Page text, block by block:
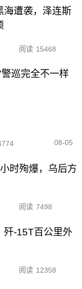
海遭袭，泽连斯
阅读 15468
巡完全不一样
08-05
时殉爆，乌后方
阅读 7498
歼-15T百公里外
阅读 12358